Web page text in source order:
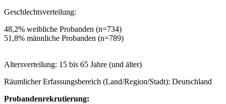
Geschlechtsverteilung:
48,2% weibliche Probanden (n=734)
51,8% männliche Probanden (n=789)
Altersverteilung: 15 bis 65 Jahre (und älter)
Räumlicher Erfassungsbereich (Land/Region/Stadt): Deutschland
Probandenrekrutierung: